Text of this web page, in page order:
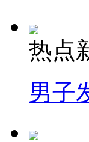
热点
男子